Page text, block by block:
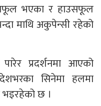
भएका र हाउसफूल
माथि अकुपेन्सी रहेको
प्रदर्शनमा आएको
सिनेमा हलमा
भइरहेको छ ।